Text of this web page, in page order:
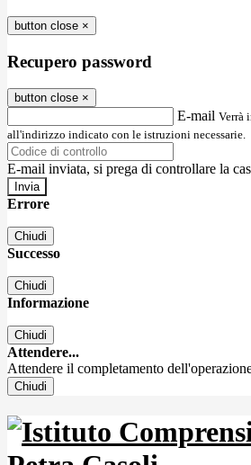
button close ×
Recupero password
button close ×
E-mail Verrà
all'indirizzo indicato con le istruzioni necessarie.
E-mail inviata, si prega di controllare la
Errore
Chiudi
Successo
Chiudi
Informazione
Chiudi
Attendere...
Attendere il completamento
Chiudi